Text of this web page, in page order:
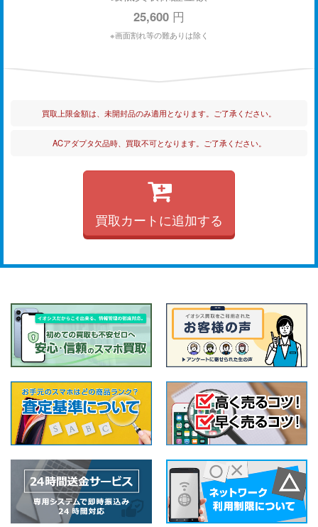
25,600 円
※画面割れ等の難ありは除く
買取上限金額は、未開封品のみ適用となります。ご了承ください。
ACアダプタ欠品時、買取不可となります。ご了承ください。
買取カートに追加する